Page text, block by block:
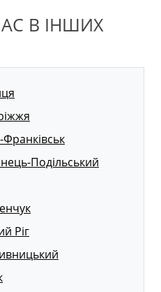
В ІНШИХ
Франківськ
Подільський
Ріг